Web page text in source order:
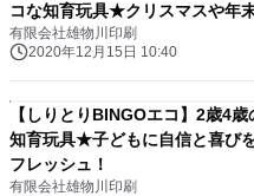
コな知育玩具★クリスマスや年
有限会社雄物川印刷
2020年12月15日 10:40
【しりとりBINGOエコ】2歳4
知育玩具★子どもに自信と喜び
フレッシュ！
有限会社雄物川印刷